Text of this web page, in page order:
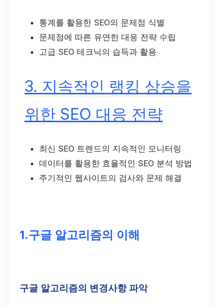
통계를 활용한 SEO의 문제점 식별
문제점에 따른 유연한 대응 전략 수립
고급 SEO 테크닉의 습득과 활용
3. 지속적인 랭킹 상승을
위한 SEO 대응 전략
최신 SEO 트렌드의 지속적인 모니터링
데이터를 활용한 효율적인 SEO 분석 방법
주기적인 웹사이트의 검사와 문제 해결
1.구글 알고리즘의 이해
구글 알고리즘의 변경사항 파악